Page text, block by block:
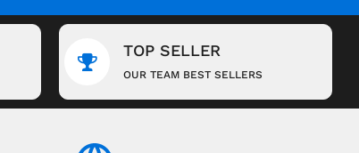
TOP SELLER
OUR TEAM BEST SELLERS